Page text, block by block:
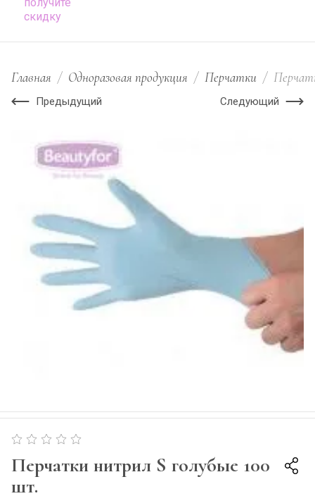
Главная / Одноразовая продукция / Перчатки /
Предыдущий Следующий
Перчатки нитрил S голубые 100
шт.